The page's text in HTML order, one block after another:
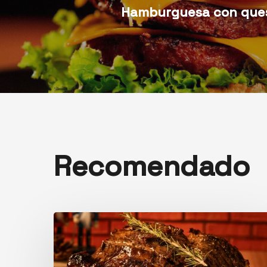
Hamburguesa con
Recomendado